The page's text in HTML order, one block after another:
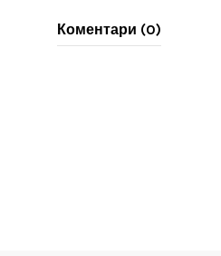
Коментари (0)